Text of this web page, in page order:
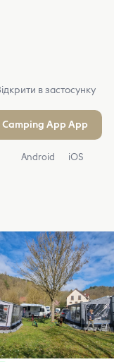
в застосунку
Camping App App
Android iOS